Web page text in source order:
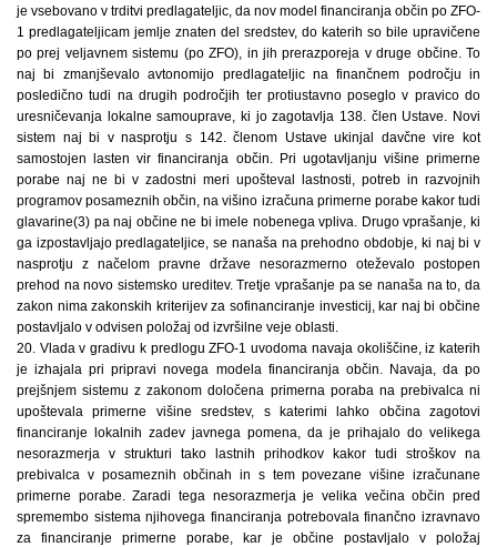
je vsebovano v trditvi predlagateljic, da nov model financiranja občin po ZFO-
1 predlagateljicam jemlje znaten del sredstev, do katerih so bile upravičene
po prej veljavnem sistemu (po ZFO), in jih prerazporeja v druge občine. To
naj bi zmanjševalo avtonomijo predlagateljic na finančnem področju in
posledično tudi na drugih področjih ter protiustavno poseglo v pravico do
uresničevanja lokalne samouprave, ki jo zagotavlja 138. člen Ustave. Novi
sistem naj bi v nasprotju s 142. členom Ustave ukinjal davčne vire kot
samostojen lasten vir financiranja občin. Pri ugotavljanju višine primerne
porabe naj ne bi v zadostni meri upošteval lastnosti, potreb in razvojnih
programov posameznih občin, na višino izračuna primerne porabe kakor tudi
glavarine(3) pa naj občine ne bi imele nobenega vpliva. Drugo vprašanje, ki
ga izpostavljajo predlagateljice, se nanaša na prehodno obdobje, ki naj bi v
nasprotju z načelom pravne države nesorazmerno oteževalo postopen
prehod na novo sistemsko ureditev. Tretje vprašanje pa se nanaša na to, da
zakon nima zakonskih kriterijev za sofinanciranje investicij, kar naj bi občine
postavljalo v odvisen položaj od izvršilne veje oblasti.
20. Vlada v gradivu k predlogu ZFO-1 uvodoma navaja okoliščine, iz katerih
je izhajala pri pripravi novega modela financiranja občin. Navaja, da po
prejšnjem sistemu z zakonom določena primerna poraba na prebivalca ni
upoštevala primerne višine sredstev, s katerimi lahko občina zagotovi
financiranje lokalnih zadev javnega pomena, da je prihajalo do velikega
nesorazmerja v strukturi tako lastnih prihodkov kakor tudi stroškov na
prebivalca v posameznih občinah in s tem povezane višine izračunane
primerne porabe. Zaradi tega nesorazmerja je velika večina občin pred
spremembo sistema njihovega financiranja potrebovala finančno izravnavo
za financiranje primerne porabe, kar je občine postavljalo v položaj